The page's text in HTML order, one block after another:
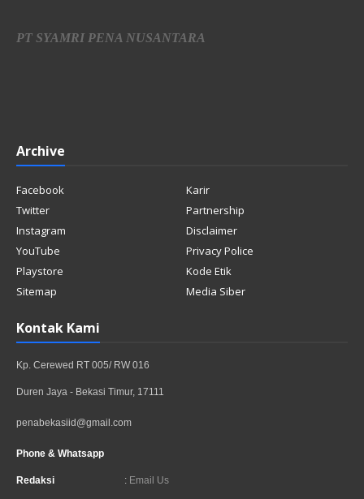
PT SYAMRI PENA NUSANTARA
Archive
Facebook
Karir
Twitter
Partnership
Instagram
Disclaimer
YouTube
Privacy Police
Playstore
Kode Etik
Sitemap
Media Siber
Kontak Kami
Kp. Cerewed RT 005/ RW 016
Duren Jaya - Bekasi Timur, 17111
penabekasiid@gmail.com
Phone & Whatsapp
Redaksi : Email Us